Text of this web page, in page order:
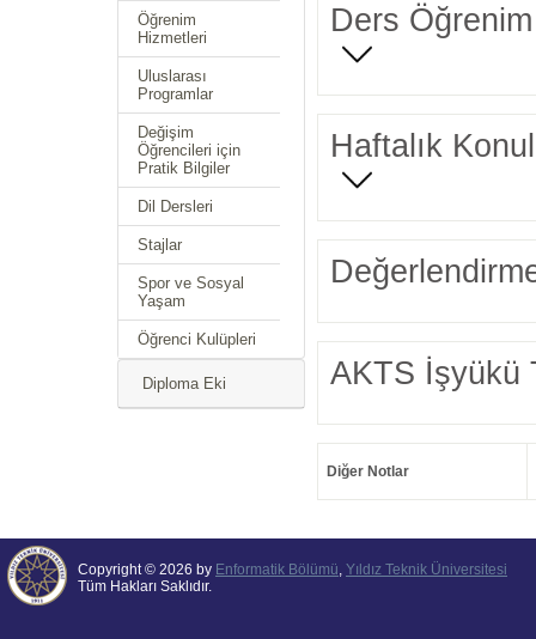
Öğrenim
Hizmetleri
Uluslarası
Programlar
Değişim
Öğrencileri için
Pratik Bilgiler
Dil Dersleri
Stajlar
Spor ve Sosyal
Yaşam
Öğrenci Kulüpleri
Diploma Eki
Ders Öğrenim
Haftalık
AKTS İşyükü
Diğer Notlar
Copyright © 2026 by Enformatik Bölümü, Yıldız Teknik Üniversitesi
Tüm Hakları Saklıdır.